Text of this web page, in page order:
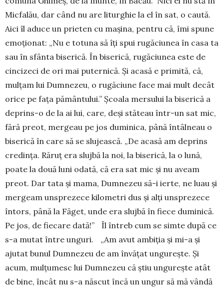
Micfalău, dar când nu are liturghie la el în sat, o caută.
Aici îl aduce un prieten cu mașina, pentru că, îmi spune
emoționat: „Nu e totuna să îți spui rugăciunea în casa ta
sau în sfânta biserică. În biserică, rugăciunea este de
cincizeci de ori mai pu­ternică. Și acasă e primită, că,
mulțam lui Dum­nezeu, o rugăciune face mai mult decât
orice pe fața pământului.” Școala mersului la biserică a
deprins-o de la ai lui, care, deși stăteau într-un sat mic,
fără preot, mergeau pe jos duminica, până întâlneau o
biserică în care să se slujească. „De acasă am deprins
credința. Răruț era slujbă la noi, la biserică, la o lună,
poate la două luni odată, că era sat mic și nu aveam
preot. Dar tata și mama, Dumnezeu să-i ierte, ne luau și
mergeam unsprezece kilometri dus și alți unsprezece
întors, până la Făget, unde era slujbă în fiece duminică.
Pe jos, de fiecare dată!” Îl întreb cum se simte după ce
s-a mutat între unguri. „Am avut ambiția și mi-a și
ajutat bunul Dumnezeu de am învățat ungurește. Și
acum, mulțumesc lui Dumnezeu că știu ungurește atât
de bine, încât nu s-a născut încă un ungur să mă vândă